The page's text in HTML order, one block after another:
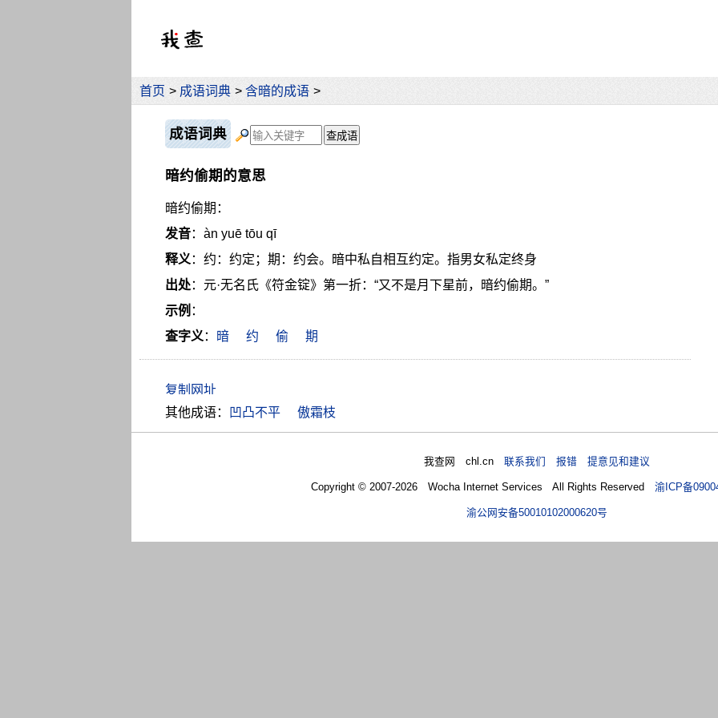
首页 > 成语词典 > 含暗的成语 >
成语词典
暗约偷期的意思
暗约偷期：
发音：àn yuē tōu qī
释义：约：约定；期：约会。暗中私自相互约定。指男女私定终身
出处：元·无名氏《符金锭》第一折：“又不是月下星前，暗约偷期。”
示例 ：
查字义： 暗 约 偷 期
其他成语： 凹凸不平 傲霜枝
我查网 chl.cn联系我们 报错 提意见和建议
Copyright © 2007-2026 Wocha Internet Services All Rights Reserved渝ICP备
渝公网安备50010102000620号